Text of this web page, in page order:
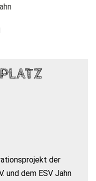
der
und dem ESV Jahn